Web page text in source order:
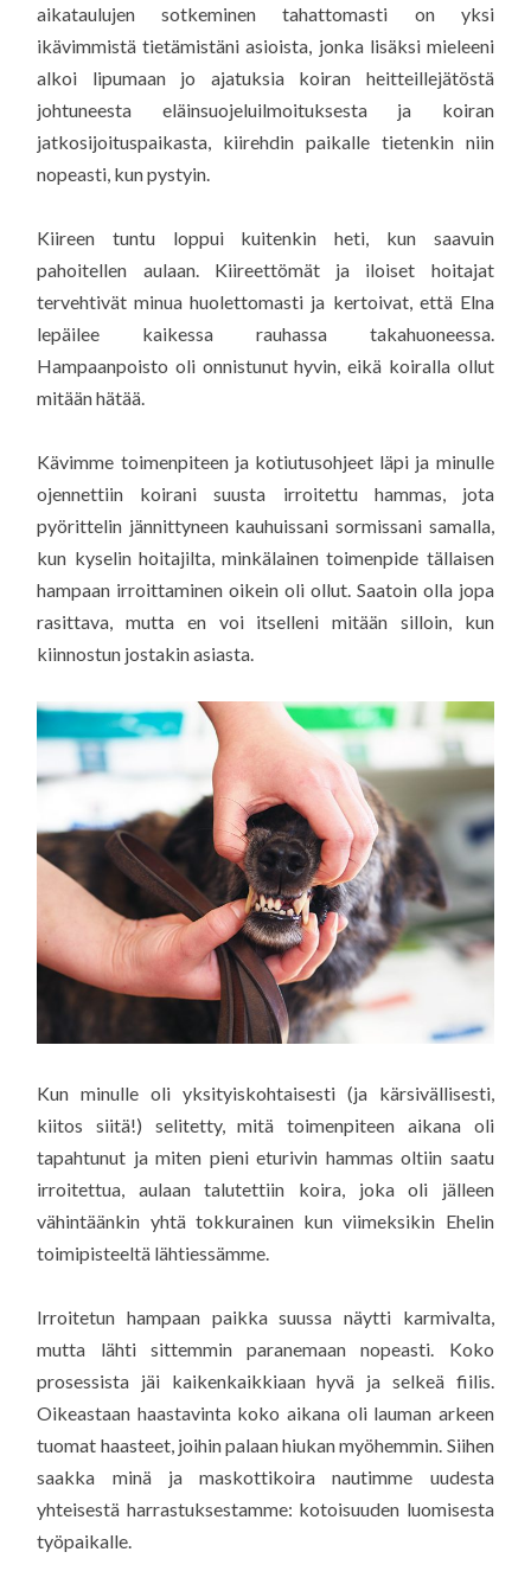
aikataulujen sotkeminen tahattomasti on yksi
ikävimmistä tietämistäni asioista, jonka lisäksi mieleeni
alkoi lipumaan jo ajatuksia koiran heitteillejätöstä
johtuneesta eläinsuojeluilmoituksesta ja koiran
jatkosijoituspaikasta, kiirehdin paikalle tietenkin niin
nopeasti, kun pystyin.
Kiireen tuntu loppui kuitenkin heti, kun saavuin
pahoitellen aulaan. Kiireettömät ja iloiset hoitajat
tervehtivät minua huolettomasti ja kertoivat, että Elna
lepäilee kaikessa rauhassa takahuoneessa.
Hampaanpoisto oli onnistunut hyvin, eikä koiralla ollut
mitään hätää.
Kävimme toimenpiteen ja kotiutusohjeet läpi ja minulle
ojennettiin koirani suusta irroitettu hammas, jota
pyörittelin jännittyneen kauhuissani sormissani samalla,
kun kyselin hoitajilta, minkälainen toimenpide tällaisen
hampaan irroittaminen oikein oli ollut. Saatoin olla jopa
rasittava, mutta en voi itselleni mitään silloin, kun
kiinnostun jostakin asiasta.
Kun minulle oli yksityiskohtaisesti (ja kärsivällisesti,
kiitos siitä!) selitetty, mitä toimenpiteen aikana oli
tapahtunut ja miten pieni eturivin hammas oltiin saatu
irroitettua, aulaan talutettiin koira, joka oli jälleen
vähintäänkin yhtä tokkurainen kun viimeksikin Ehelin
toimipisteeltä lähtiessämme.
Irroitetun hampaan paikka suussa näytti karmivalta,
mutta lähti sittemmin paranemaan nopeasti. Koko
prosessista jäi kaikenkaikkiaan hyvä ja selkeä fiilis.
Oikeastaan haastavinta koko aikana oli lauman arkeen
tuomat haasteet, joihin palaan hiukan myöhemmin. Siihen
saakka minä ja maskottikoira nautimme uudesta
yhteisestä harrastuksestamme: kotoisuuden luomisesta
työpaikalle.